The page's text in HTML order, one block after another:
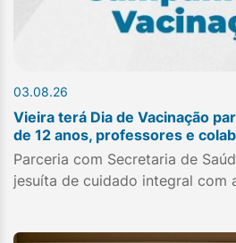
03.08.26
Vieira terá Dia de Vacinação
de 12 anos, professores e
Parceria com Secretaria de
jesuíta de cuidado integral com